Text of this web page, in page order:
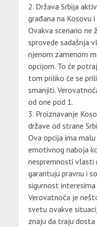
2. Država Srbija
građana na Kosovu
Ovakva scenario ne
sprovede sadašnja
njenom zamenom
opcijom. To će
tom priliko će se
smanjiti.
od one pod 1.
3. Proiznavanje
države od strane
Ova opcija ima
emotivnog naboja
nespremnosti vlasti
garantuju pravnu i
sigurnost interesima
Verovatnoća je
svetu ovakve
znaju da traju dosta